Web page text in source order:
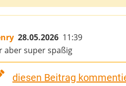
28.05.2026 11:39
aber super spaßig
diesen Beitrag